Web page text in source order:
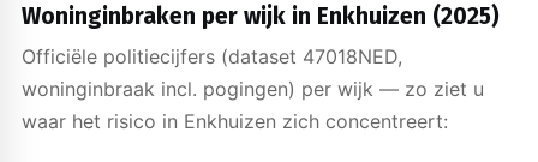
Woninginbraken per wijk in Enkhuizen (2025)
Officiële politiecijfers (dataset 47018NED,
woninginbraak incl. pogingen) per wijk — zo ziet u
waar het risico in Enkhuizen zich concentreert: